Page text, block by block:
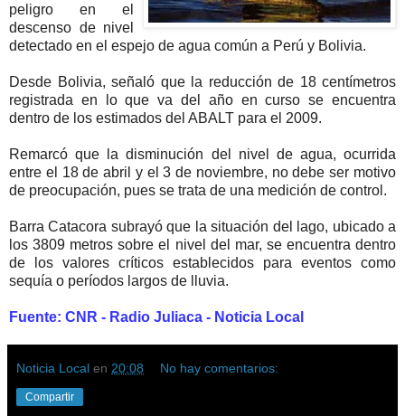
peligro en el
descenso de nivel
detectado en el espejo de agua común a Perú y Bolivia.
Desde Bolivia, señaló que la reducción de 18 centímetros
registrada en lo que va del año en curso se encuentra
dentro de los estimados del ABALT para el 2009.
Remarcó que la disminución del nivel de agua, ocurrida
entre el 18 de abril y el 3 de noviembre, no debe ser motivo
de preocupación, pues se trata de una medición de control.
Barra Catacora subrayó que la situación del lago, ubicado a
los 3809 metros sobre el nivel del mar, se encuentra dentro
de los valores críticos establecidos para eventos como
sequía o períodos largos de lluvia.
Fuente: CNR - Radio Juliaca - Noticia Local
Noticia Local en 20:08 No hay comentarios:
Compartir